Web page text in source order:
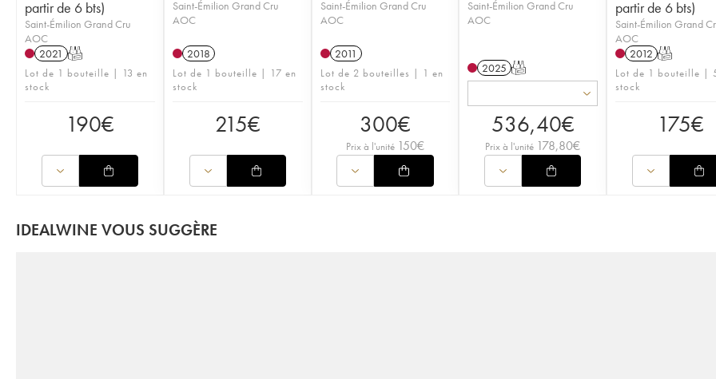
partir de 6 bts)
Saint-Émilion Grand Cru
AOC
2021 T
Lot de 1 bouteille | 13 en
stock
190€
Saint-Émilion Grand Cru
AOC
2018
Lot de 1 bouteille | 17 en
stock
215€
Saint-Émilion Grand Cru
AOC
2011
Lot de 2 bouteilles | 1 en
stock
300€
Prix à l'unité 150€
Saint-Émilion Grand Cru
AOC
2025 T
536,40€
Prix à l'unité 178,80€
partir de 6 bts)
Saint-Émilion Grand
AOC
2012 T
Lot de 1 bouteille |
stock
175€
IDEALWINE VOUS SUGGÈRE